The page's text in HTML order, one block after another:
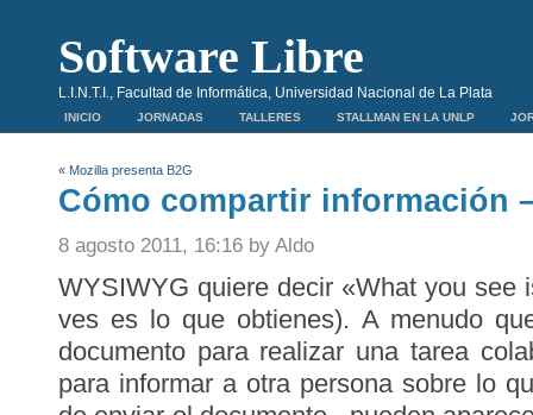
Software Libre
L.I.N.T.I., Facultad de Informática, Universidad Nacional de La Plata
INICIO JORNADAS TALLERES STALLMAN EN LA UNLP
« Mozilla presenta B2G
Cómo compartir información
8 agosto 2011, 16:16 by Aldo
WYSIWYG quiere decir «What you see
ves es lo que obtienes). A menudo
documento para realizar una tarea
para informar a otra persona sobre lo